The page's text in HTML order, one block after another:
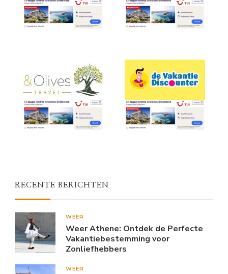
RECENTE BERICHTEN
WEER
Weer Athene: Ontdek de Perfecte
Vakantiebestemming voor
Zonliefhebbers
WEER